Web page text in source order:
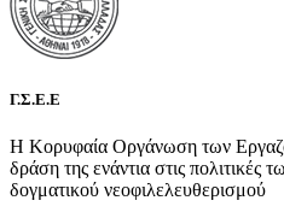
Γ.Σ.Ε.Ε
Η Κορυφαία Οργάνωση των
δράση της ενάντια στις πολιτικές
δογματικού νεοφιλελευθερισμού